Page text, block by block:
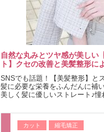
自然な丸みとツヤ感が美しい
ト】クセの改善と美髪整形に
SNSでも話題！【美髪整形】と
髪に必要な栄養をふんだんに補
美しく髪に優しいストレート♪憧
カット
縮毛矯正